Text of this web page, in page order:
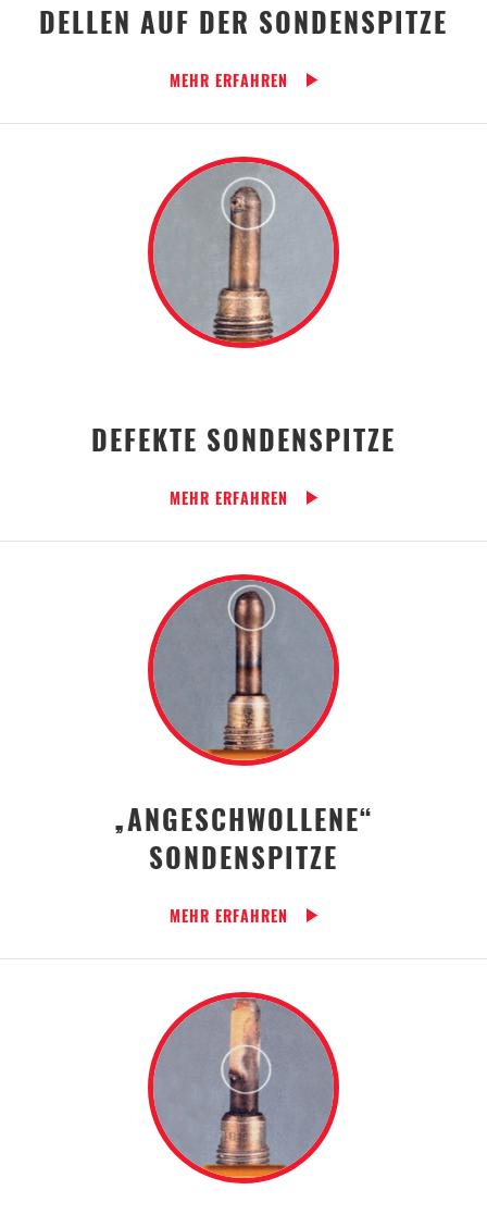
DELLEN AUF DER SONDENSPITZE
MEHR ERFAHREN
DEFEKTE SONDENSPITZE
MEHR ERFAHREN
„ANGESCHWOLLENE“
SONDENSPITZE
MEHR ERFAHREN